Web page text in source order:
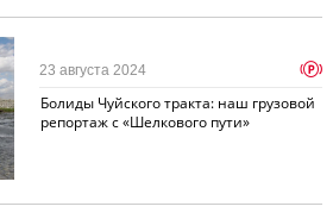
Болиды Чуйского тракта: наш грузовой
репортаж с «Шелкового пути»
23 августа 2024 p